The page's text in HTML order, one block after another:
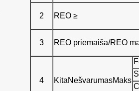
2 REO ≥
3 REO priemaiša/REO
4 KitaNešvarumasMaks